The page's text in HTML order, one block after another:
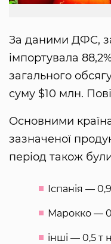
За даними ДФС, за
імпортувала
загального
суму $10 млн.
Основними
зазначеної
період також
Іспанія —
Марокко —
інші — 0,5 т